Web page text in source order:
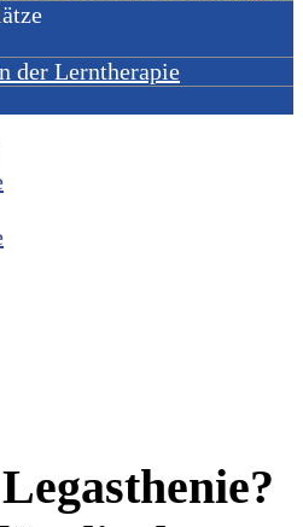
der Lerntherapie